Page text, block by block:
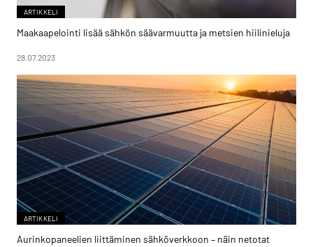
ARTIKKELI
Maakaapelointi lisää sähkön säävarmuutta ja metsien hiilinieluja
28.07.2023
ARTIKKELI
Aurinkopaneelien liittäminen sähköverkkoon – näin netotat